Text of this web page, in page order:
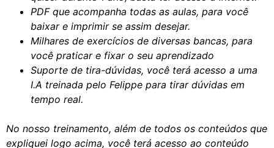
PDF que acompanha todas as aulas, para você
baixar e imprimir se assim desejar.
Milhares de exercícios de diversas bancas, para
você praticar e fixar o seu aprendizado
Suporte de tira-dúvidas, você terá acesso a uma
I.A treinada pelo Felippe para tirar dúvidas em
tempo real.
No nosso treinamento, além de todos os conteúdos que
expliquei logo acima, você terá acesso ao conteúdo